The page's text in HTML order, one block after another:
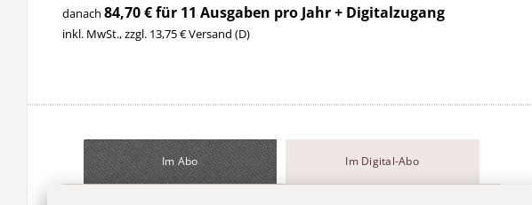
danach 84,70 € für 11 Ausgaben pro Jahr + Digitalzugang
inkl. MwSt., zzgl. 13,75 € Versand (D)
Im Abo Im Digital-Abo